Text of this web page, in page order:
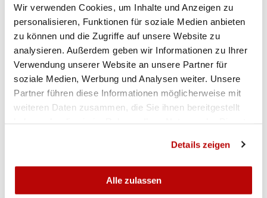
Wir verwenden Cookies, um Inhalte und Anzeigen zu
personalisieren, Funktionen für soziale Medien anbieten
zu können und die Zugriffe auf unsere Website zu
analysieren. Außerdem geben wir Informationen zu Ihrer
Verwendung unserer Website an unsere Partner für
soziale Medien, Werbung und Analysen weiter. Unsere
Partner führen diese Informationen möglicherweise mit
weiteren Daten zusammen, die Sie ihnen bereitgestellt
Details zeigen
Alle zulassen
Hans-Peter Rüfenacht, Bottenwil, 46.
GALERIE